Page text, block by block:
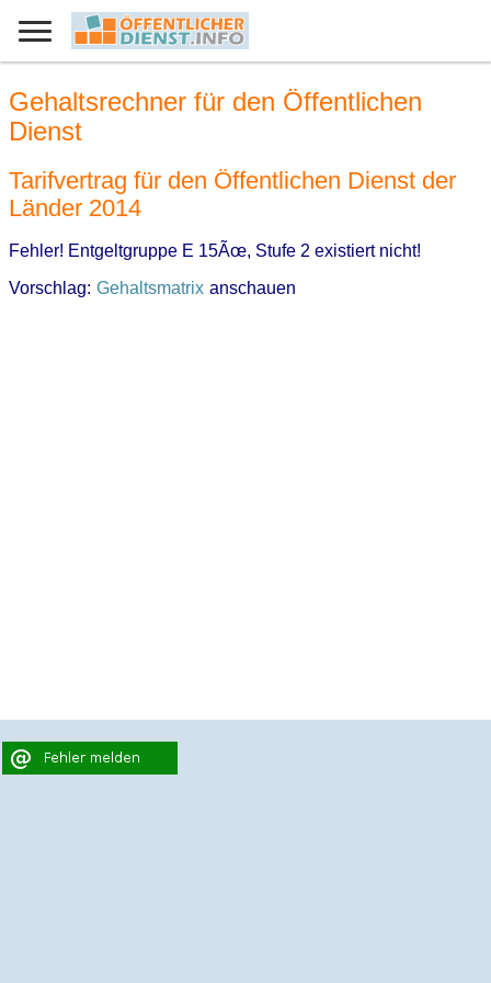
Gehaltsrechner für den Öffentlichen
Dienst
Tarifvertrag für den Öffentlichen Dienst der
Länder 2014
Fehler! Entgeltgruppe E 15Ãœ, Stufe 2 existiert nicht!
Vorschlag: Gehaltsmatrix anschauen